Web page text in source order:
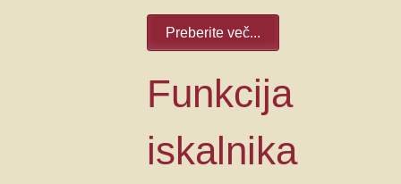
Preberite več...
Funkcija
iskalnika